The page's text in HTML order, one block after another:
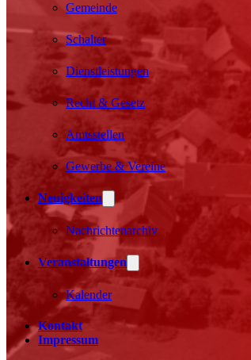
Gemeinde
Schalter
Dienstleistungen
Recht & Gesetz
Amtsstellen
Gewerbe & Vereine
Neuigkeiten
Nachrichtenarchiv
Veranstaltungen
Kalender
Kontakt
Impressum